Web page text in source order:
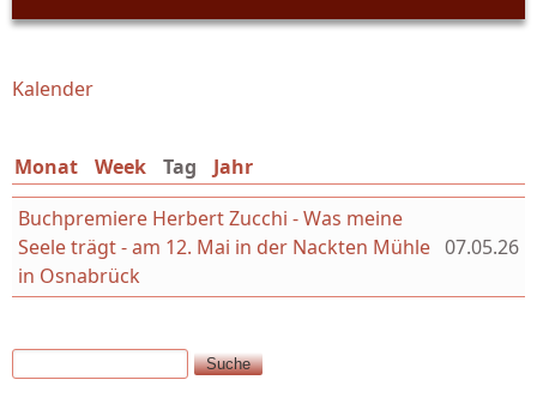
Sie sind hier
Kalender
Monat Week Tag (aktiver Reiter)
Jahr
Buchpremiere Herbert Zucchi - Was meine
Seele trägt - am 12. Mai in der Nackten Mühle
in Osnabrück
07.05.26
Suchformular
Suche